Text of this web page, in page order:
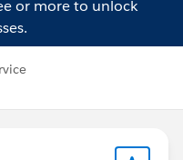
or more to unlock